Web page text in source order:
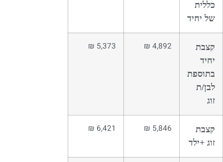
כללית
של יחיד
קצבת
יחיד
בתוספת
לבן/ת
זוג
4,892 ₪
5,373 ₪
קצבת
זוג +ילד
5,846 ₪
6,421 ₪